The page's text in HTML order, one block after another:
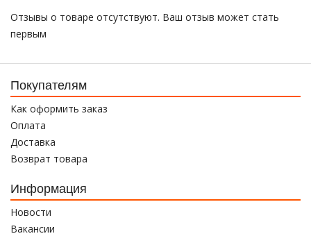
Отзывы о товаре отсутствуют. Ваш отзыв может стать
первым
Покупателям
Как оформить заказ
Оплата
Доставка
Возврат товара
Информация
Новости
Вакансии